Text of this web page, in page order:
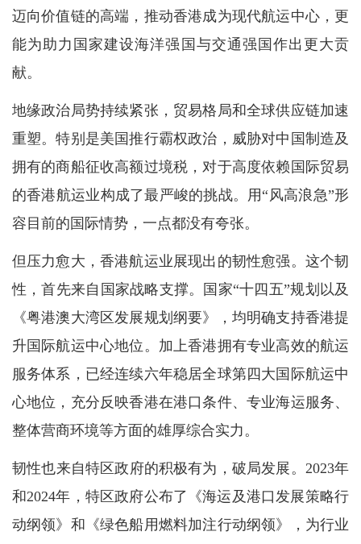
迈向价值链的高端，推动香港成为现代航运中心，更
能为助力国家建设海洋强国与交通强国作出更大贡
献。
地缘政治局势持续紧张，贸易格局和全球供应链加速
重塑。特别是美国推行霸权政治，威胁对中国制造及
拥有的商船征收高额过境税，对于高度依赖国际贸易
的香港航运业构成了最严峻的挑战。用“风高浪急”形
容目前的国际情势，一点都没有夸张。
但压力愈大，香港航运业展现出的韧性愈强。这个韧
性，首先来自国家战略支撑。国家“十四五”规划以及
《粤港澳大湾区发展规划纲要》，均明确支持香港提
升国际航运中心地位。加上香港拥有专业高效的航运
服务体系，已经连续六年稳居全球第四大国际航运中
心地位，充分反映香港在港口条件、专业海运服务、
整体营商环境等方面的雄厚综合实力。
韧性也来自特区政府的积极有为，破局发展。2023年
和2024年，特区政府公布了《海运及港口发展策略行
动纲领》和《绿色船用燃料加注行动纲领》，为行业